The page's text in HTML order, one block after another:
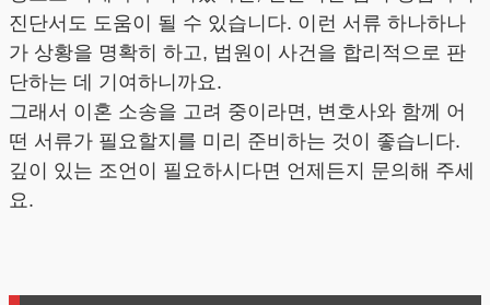
진단서도 도움이 될 수 있습니다. 이런 서류 하나하나
가 상황을 명확히 하고, 법원이 사건을 합리적으로 판
단하는 데 기여하니까요.
그래서 이혼 소송을 고려 중이라면, 변호사와 함께 어
떤 서류가 필요할지를 미리 준비하는 것이 좋습니다.
깊이 있는 조언이 필요하시다면 언제든지 문의해 주세
요.